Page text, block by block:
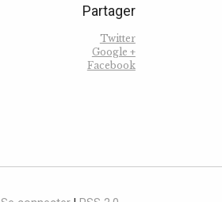
Partager
Twitter
Google +
Facebook